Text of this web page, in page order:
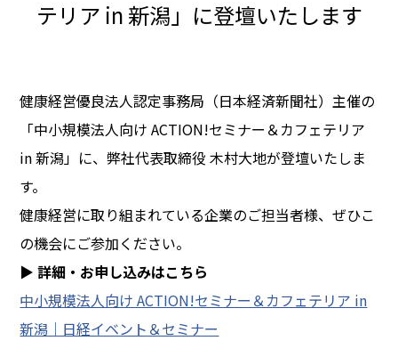
テリア in 新潟」に登壇いたします
健康経営優良法人認定事務局（日本経済新聞社）主催の
「中小規模法人向け ACTION!セミナー＆カフェテリア
in 新潟」に、弊社代表取締役 木村大地が登壇いたしま
す。
健康経営に取り組まれている企業のご担当者様、ぜひこ
の機会にご参加ください。
▶詳細・お申し込みはこちら
中小規模法人向け ACTION!セミナー＆カフェテリア in
新潟｜日経イベント＆セミナー